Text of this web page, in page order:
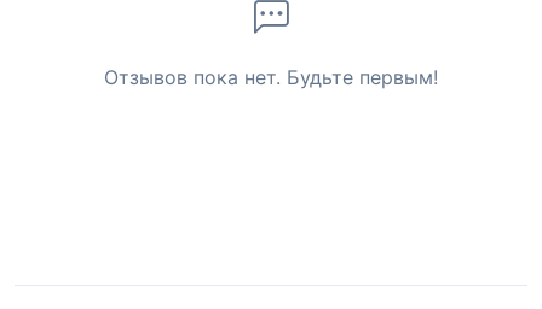
Отзывов пока нет. Будьте первым!